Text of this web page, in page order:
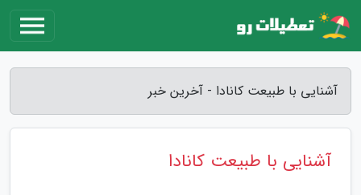
آشنایی با طبیعت کانادا - آخرین خبر
آشنایی با طبیعت کانادا